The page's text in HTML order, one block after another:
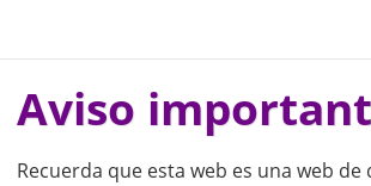
Aviso
Recuerda que esta web es una web de